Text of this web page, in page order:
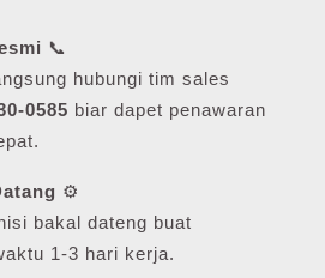
📞
hubungi tim sales
0585 biar dapet penawaran
⚙️
bakal dateng buat
1-3 hari kerja.